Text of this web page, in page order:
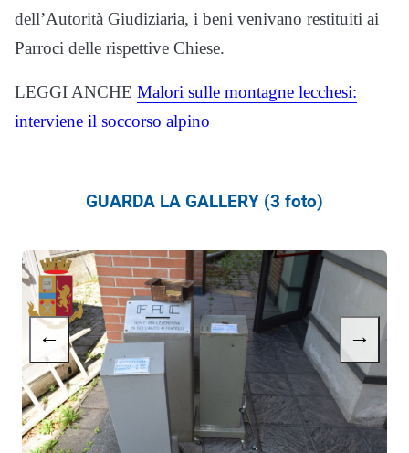
dell’Autorità Giudiziaria, i beni venivano restituiti ai
Parroci delle rispettive Chiese.
LEGGI ANCHE Malori sulle montagne lecchesi:
interviene il soccorso alpino
GUARDA LA GALLERY (3 foto)
← →